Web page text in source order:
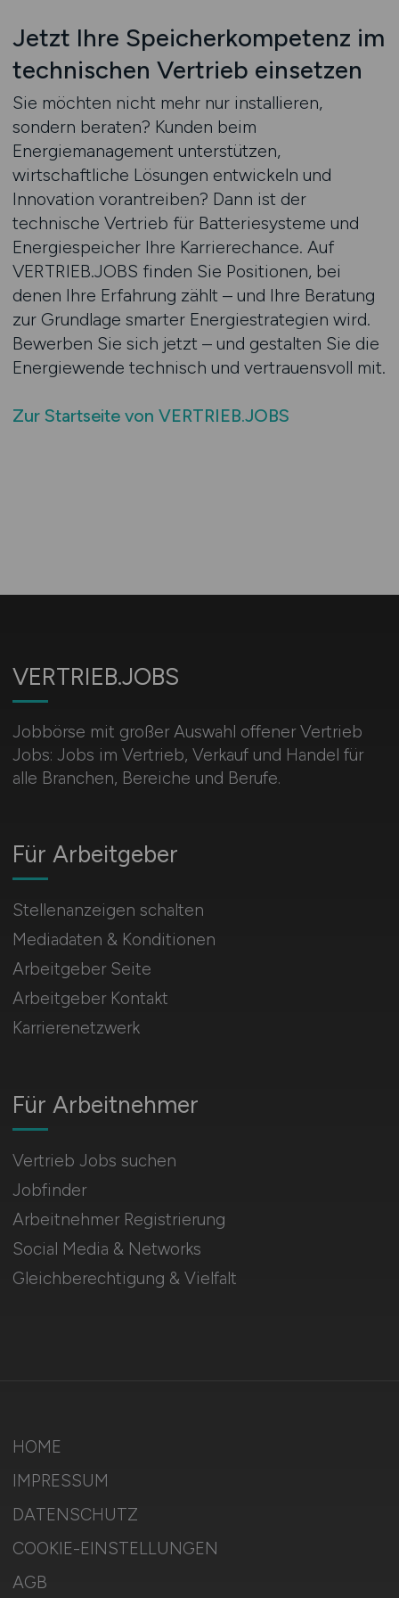
Jetzt Ihre Speicherkompetenz im
technischen Vertrieb einsetzen
Sie möchten nicht mehr nur installieren,
sondern beraten? Kunden beim
Energiemanagement unterstützen,
wirtschaftliche Lösungen entwickeln und
Innovation vorantreiben? Dann ist der
technische Vertrieb für Batteriesysteme und
Energiespeicher Ihre Karrierechance. Auf
VERTRIEB.JOBS finden Sie Positionen, bei
denen Ihre Erfahrung zählt – und Ihre Beratung
zur Grundlage smarter Energiestrategien wird.
Bewerben Sie sich jetzt – und gestalten Sie die
Energiewende technisch und vertrauensvoll mit.
Zur Startseite von VERTRIEB.JOBS
VERTRIEB.JOBS
Jobbörse mit großer Auswahl offener Vertrieb
Jobs: Jobs im Vertrieb, Verkauf und Handel für
alle Branchen, Bereiche und Berufe.
Für Arbeitnehmer
Vertrieb Jobs suchen
Jobfinder
Arbeitnehmer Registrierung
Social Media & Networks
Gleichberechtigung & Vielfalt
Für Arbeitgeber
Stellenanzeigen schalten
Mediadaten & Konditionen
Arbeitgeber Seite
Arbeitgeber Kontakt
Karrierenetzwerk
HOME
IMPRESSUM
DATENSCHUTZ
COOKIE-EINSTELLUNGEN
AGB